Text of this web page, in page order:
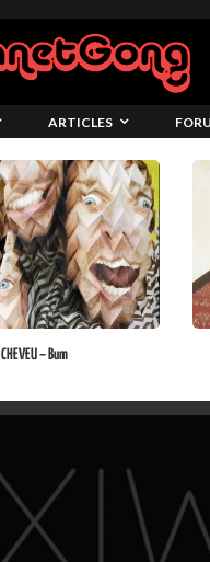
ARTICLES
CHEVEU – Bum